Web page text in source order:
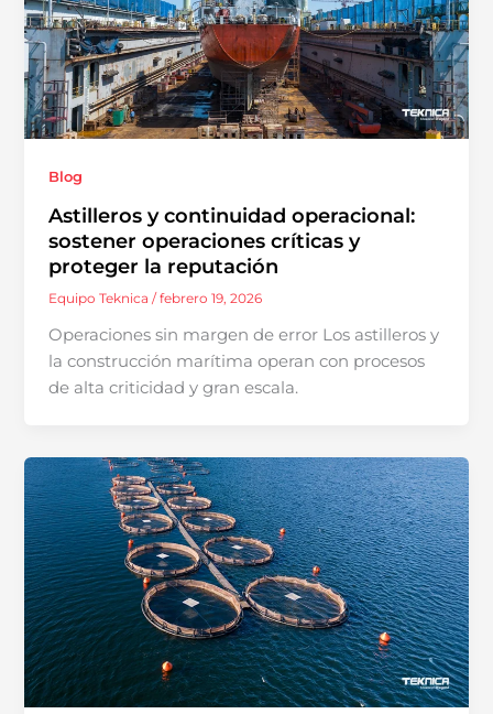
Blog
Astilleros y continuidad operacional:
sostener operaciones críticas y
proteger la reputación
Equipo Teknica/febrero 19, 2026
Operaciones sin margen de error Los astilleros y
la construcción marítima operan con procesos
de alta criticidad y gran escala.